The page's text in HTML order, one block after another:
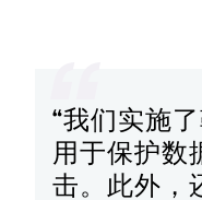
“我们实施
用于保护数
击。此外，